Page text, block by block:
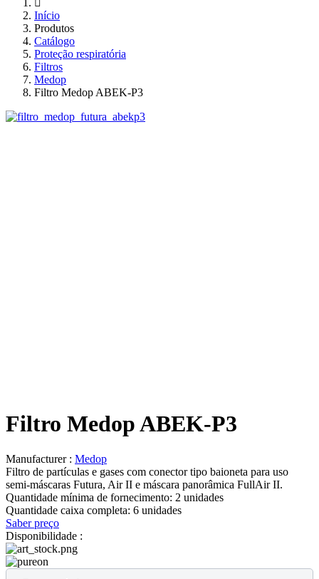
Início
Produtos
Catálogo
Proteção respiratória
Filtros
Medop
Filtro Medop ABEK-P3
Filtro Medop ABEK-P3
Manufacturer : Medop
Filtro de partículas e gases com conector tipo baioneta para uso
semi-máscaras Futura, Air II e máscara panorâmica FullAir II.
Quantidade mínima de fornecimento: 2 unidades
Quantidade caixa completa: 6 unidades
Saber preço
Disponibilidade :